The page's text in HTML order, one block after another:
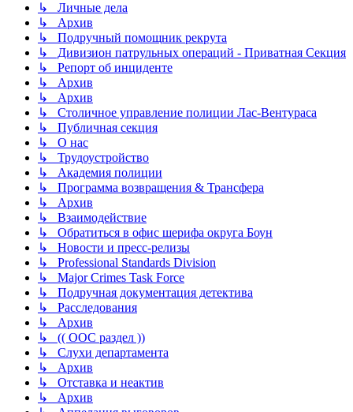
↳ Личные дела
↳ Архив
↳ Подручный помощник рекрута
↳ Дивизион патрульных операций - Приватная Секция
↳ Репорт об инциденте
↳ Архив
↳ Архив
↳ Столичное управление полиции Лас-Вентураса
↳ Публичная секция
↳ О нас
↳ Трудоустройство
↳ Академия полиции
↳ Программа возвращения & Трансфера
↳ Архив
↳ Взаимодействие
↳ Обратиться в офис шерифа округа Боун
↳ Новости и пресс-релизы
↳ Professional Standards Division
↳ Major Crimes Task Force
↳ Подручная документация детектива
↳ Расследования
↳ Архив
↳ (( ООС раздел ))
↳ Слухи департамента
↳ Архив
↳ Отставка и неактив
↳ Архив